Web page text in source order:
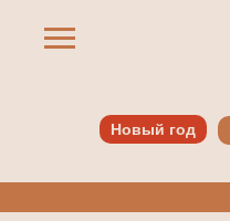
Новый год